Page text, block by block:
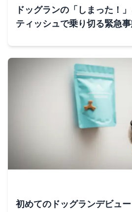
ドッグランの「しまった！
ティッシュで乗り切る緊急
初めてのドッグランデビュ